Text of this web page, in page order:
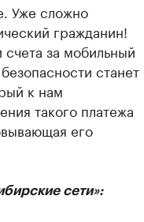
Уже сложно
гражданин!
за мобильный
станет
к нам
такого платежа
его
сети»: